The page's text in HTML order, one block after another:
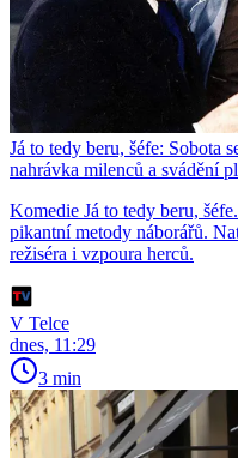
Já to tedy beru, šéfe: Sobota
nahrávka milenců a svádění
Komedie Já to tedy beru,
pikantní metody náborářů.
režiséra i vzpoura herců.
V Telce
dnes, 11:29
3 min